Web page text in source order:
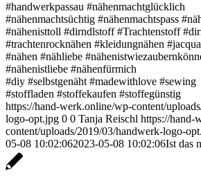
#handwerkpassau #nähenmachtglücklich
#nähenmachtsüchtig #nähenmachtspass
#nähenisttoll #dirndlstoff #Trachtenstoff
#trachtenrocknähen #kleidungnähen
#nähen #nähliebe
#nähenistliebe #nähenfürmich
#diy #selbstgenäht #madewithlove #sewing
#stoffladen #stoffekaufen #stoffegünstig
https://hand-werk.online/wp-content/
logo-opt.jpg 0 0 Tanja Reischl https://hand-
content/uploads/2019/03/handwerk-logo-
05-08 10:02:062023-05-08 10:02:06Ist das